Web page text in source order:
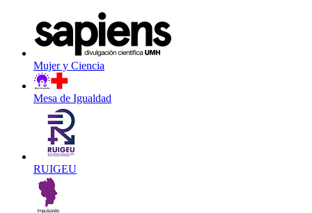
Mujer y Ciencia
Mesa de Igualdad
RUIGEU